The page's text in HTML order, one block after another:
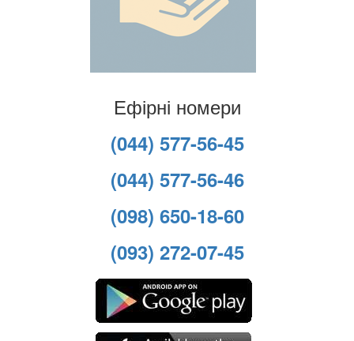
Ефірні номери
(044) 577-56-45
(044) 577-56-46
(098) 650-18-60
(093) 272-07-45